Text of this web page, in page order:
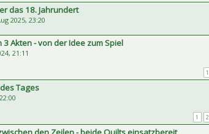
das 18. Jahrundert
2025, 23:20
3 Akten - von der Idee zum Spiel
21:11
1
Tages
1 2